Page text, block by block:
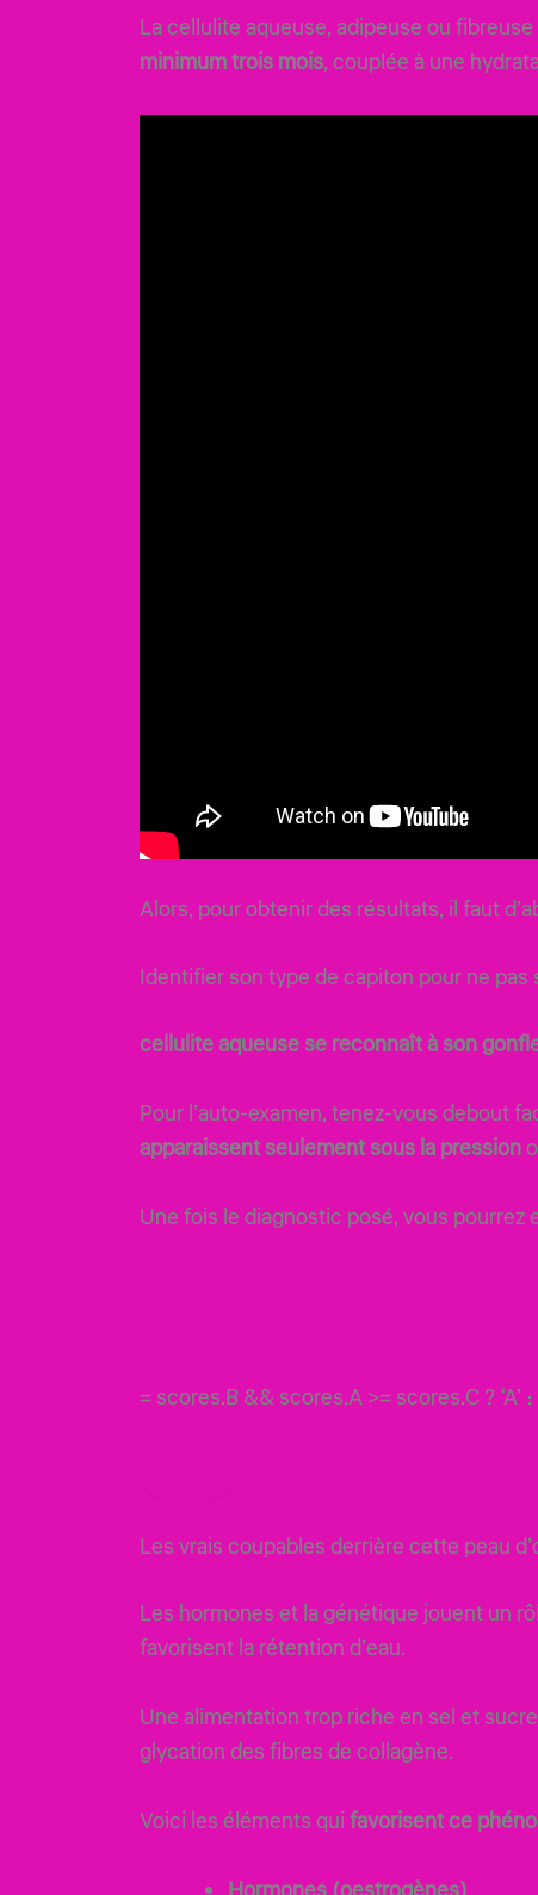
La cellulite aqueuse, adipeuse ou
minimum trois mois, couplée à une
Alors, pour obtenir des résultats, il faut
Identifier son type de capiton pour ne
cellulite aqueuse se reconnaît à son
Pour l’auto-examen, tenez-vous debout
apparaissent seulement sous la pression
Une fois le diagnostic posé, vous pourrez
= scores.B && scores.A >= scores.C ? ‘A’
Les vrais coupables derrière cette peau
Les hormones et la génétique jouent un
favorisent la rétention d’eau.
Une alimentation trop riche en sel et
glycation des fibres de collagène.
Voici les éléments quifavorisent ce